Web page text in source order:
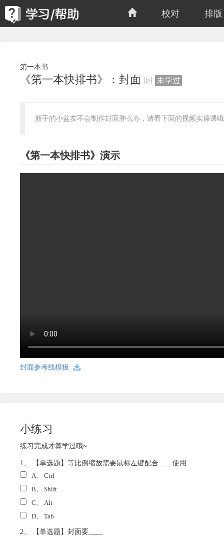
校对 排版
第一本书
《第一本快排书》：封面 未学过
新手的小盆友不会制作封面肿么办，请看下面的视频实操课
《第一本快排书》演示
封面参考线模板
小练习
练习完成才算学过哦~
1、 【单选题】等比例缩放需要鼠标左键配合____使用
A、 Ctrl
B、 Shift
C、 Alt
D、 Tab
2、 【单选题】封面要____